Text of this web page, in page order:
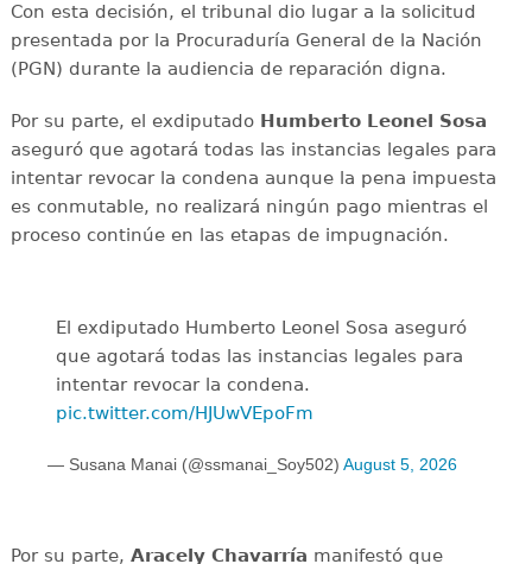
Con esta decisión, el tribunal dio lugar a la solicitud
presentada por la Procuraduría General de la Nación
(PGN) durante la audiencia de reparación digna.
Por su parte, el exdiputado Humberto Leonel Sosa
aseguró que agotará todas las instancias legales para
intentar revocar la condena aunque la pena impuesta
es conmutable, no realizará ningún pago mientras el
proceso continúe en las etapas de impugnación.
El exdiputado Humberto Leonel Sosa aseguró
que agotará todas las instancias legales para
intentar revocar la condena.
pic.twitter.com/HJUwVEpoFm
— Susana Manai (@ssmanai_Soy502) August 5, 2026
Por su parte, Aracely Chavarría manifestó que